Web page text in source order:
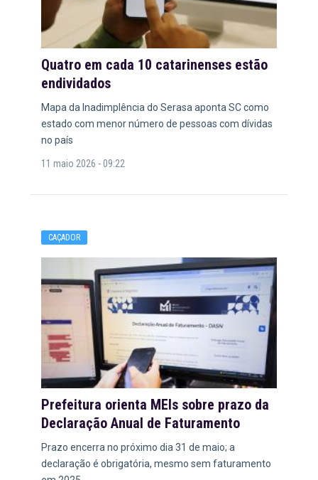
Quatro em cada 10 catarinenses estão
endividados
Mapa da Inadimplência do Serasa aponta SC como
estado com menor número de pessoas com dívidas
no país
11 maio 2026 - 09:22
CAÇADOR
Prefeitura orienta MEIs sobre prazo da
Declaração Anual de Faturamento
Prazo encerra no próximo dia 31 de maio; a
declaração é obrigatória, mesmo sem faturamento